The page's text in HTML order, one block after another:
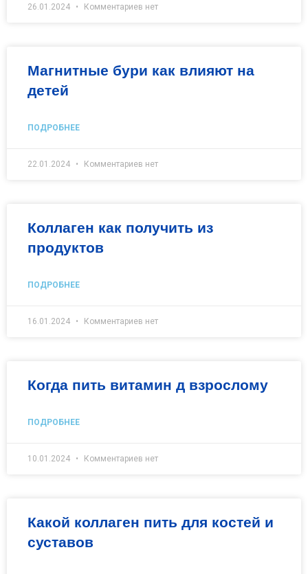
26.01.2024 Комментариев нет
Магнитные бури как влияют на
детей
ПОДРОБНЕЕ
22.01.2024 Комментариев нет
Коллаген как получить из
продуктов
ПОДРОБНЕЕ
16.01.2024 Комментариев нет
Когда пить витамин д взрослому
ПОДРОБНЕЕ
10.01.2024 Комментариев нет
Какой коллаген пить для костей и
суставов